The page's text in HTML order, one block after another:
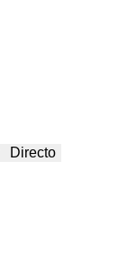
Directo